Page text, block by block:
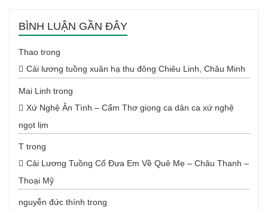
BÌNH LUẬN GẦN ĐÂY
Thao trong
Cải lương tuồng xuân hạ thu đông Chiêu Linh, Châu Minh
Mai Linh trong
Xứ Nghệ Ân Tình – Cẩm Thơ giọng ca dân ca xứ nghệ
ngọt lịm
T trong
Cải Lương Tuồng Cổ Đưa Em Về Quê Mẹ – Châu Thanh –
Thoại Mỹ
nguyễn đức thính trong